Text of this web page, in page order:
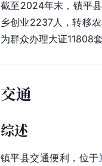
截至2024年末，镇平
乡创业2237人，转移
为群众办理大证11808
交通
综述
镇平县交通便利，位于